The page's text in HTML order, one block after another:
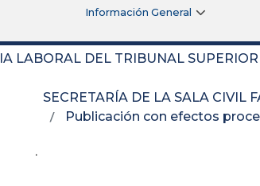
Información General
LABORAL DEL TRIBUNAL
SECRETARÍA DE LA SALA CIVIL
Publicación con efectos
.